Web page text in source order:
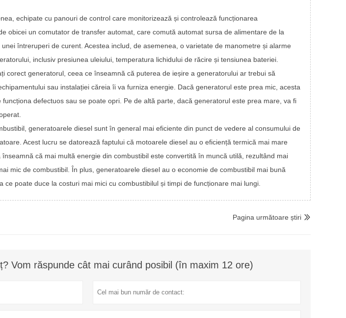
echipate cu panouri de control care monitorizează și controlează funcționarea
obicei un comutator de transfer automat, care comută automat sursa de alimentare de la
întreruperi de curent. Acestea includ, de asemenea, o varietate de manometre și alarme
inclusiv presiunea uleiului, temperatura lichidului de răcire și tensiunea bateriei.
corect generatorul, ceea ce înseamnă că puterea de ieșire a generatorului ar trebui să
sau instalației căreia îi va furniza energie. Dacă generatorul este prea mic, acesta
defectuos sau se poate opri. Pe de altă parte, dacă generatorul este prea mare, va fi
generatoarele diesel sunt în general mai eficiente din punct de vedere al consumului de
Acest lucru se datorează faptului că motoarele diesel au o eficiență termică mai mare
că mai multă energie din combustibil este convertită în muncă utilă, rezultând mai
mic de combustibil. În plus, generatoarele diesel au o economie de combustibil mai bună
ce poate duce la costuri mai mici cu combustibilul și timpi de funcționare mai lungi.

Pagina următoare știri
Vom răspunde cât mai curând posibil (în maxim 12 ore)